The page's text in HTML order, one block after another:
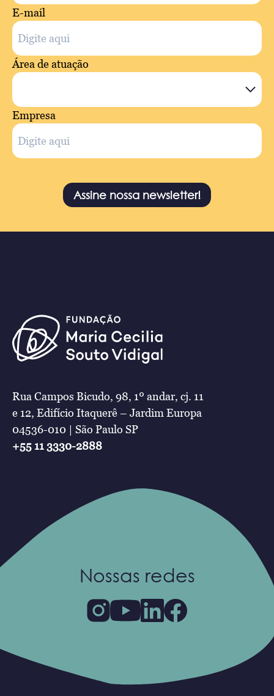
E-mail
Área de atuação
Empresa
Assine nossa newsletter!
Rua Campos Bicudo, 98, 1º andar, cj. 11
e 12, Edifício Itaquerê – Jardim Europa
04536-010 | São Paulo SP
+55 11 3330-2888
Nossas redes